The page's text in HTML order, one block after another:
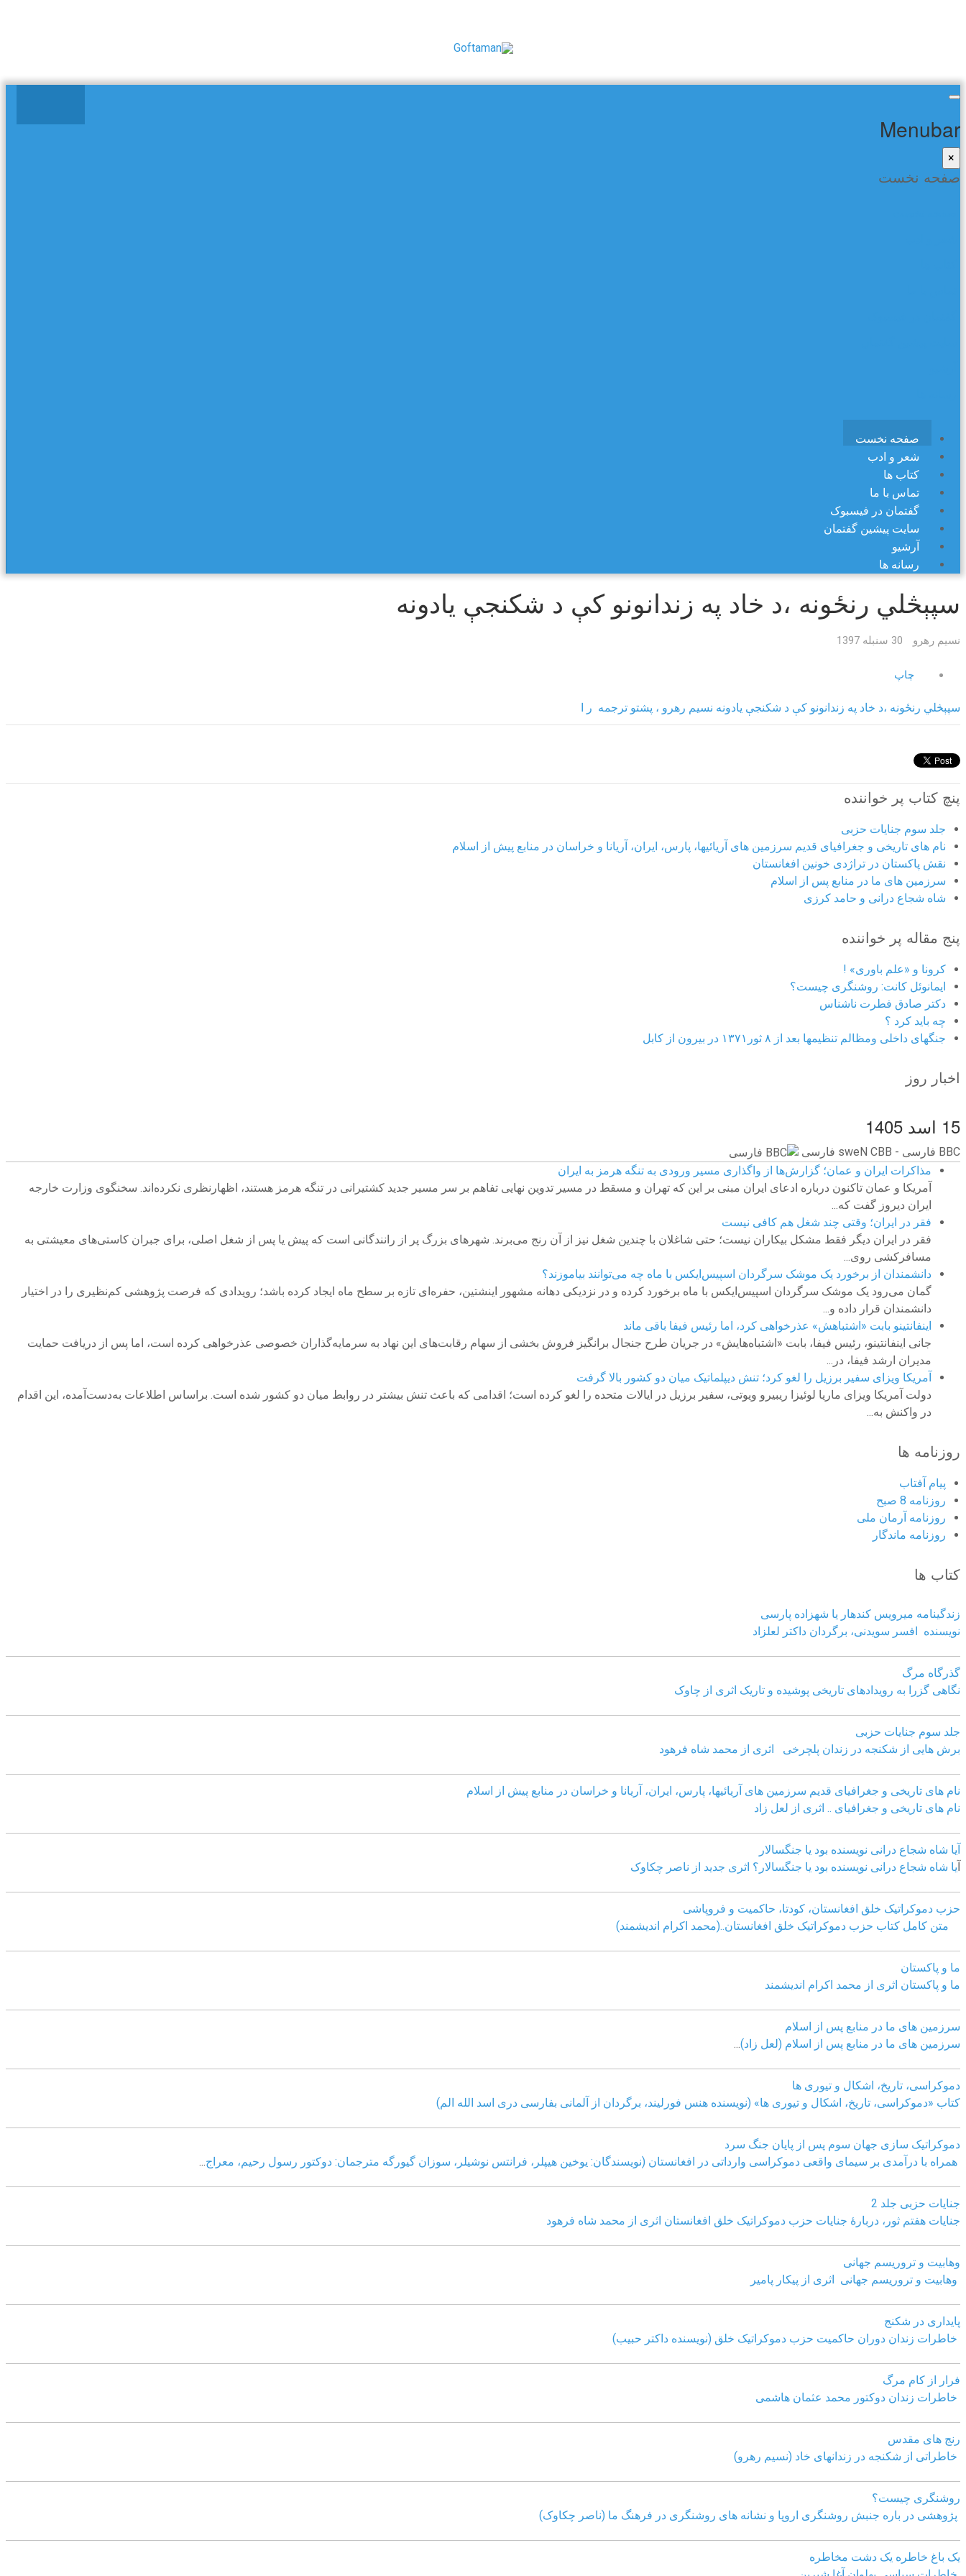
Menubar
×
صفحه نخست
صفحه نخست
شعر و ادب
کتاب ها
تماس با ما
گفتمان در فیسبوک
سایت پیشین گفتمان
آرشیو
رسانه ها
سپېڅلي رنځونه ،د خاد په زندانونو کې د شکنجې یادونه
نسیم رهرو 30 سنبله 1397
چاپ
سپېڅلي رنځونه ،د خاد په زندانونو کې د شکنجې یادونه نسیم رهرو ، پشتو ترجمه ر ا
پنچ کتاب پر خواننده
جلد سوم جنایات حزبی
نام های تاریخی و جغرافیای قدیم سرزمین های آریائیها، پارس، ایران، آریانا و خراسان در منابع پیش از اسلام
نقش پاکستان در تراژدی خونین افغانستان
سرزمین های ما در منابع پس از اسلام
شاه شجاع درانی و حامد کرزی
پنج مقاله پر خواننده
کرونا و «علم باوری» !
ایمانوئل کانت: روشنگری چیست؟
دکتر صادق فطرت ناشناس
چه باید کرد ؟
جنگهای داخلی ومظالم تنظیمها بعد از ۸ ثور۱۳۷۱ در بیرون از کابل
اخبار روز
15 اسد 1405
BBC ‮فارسی - BBC News فارسی
مذاکرات ایران و عمان؛ گزارش‌ها از واگذاری مسیر ورودی به تنگه هرمز به ایران
آمریکا و عمان تاکنون درباره ادعای ایران مبنی بر این که تهران و مسقط در مسیر تدوین نهایی تفاهم بر سر مسیر جدید کشتیرانی در تنگه هرمز هستند، اظهارنظری نکرده‌اند. سخنگوی وزارت خارجه
ایران دیروز گفت که...
فقر در ایران؛ وقتی چند شغل هم کافی نیست
فقر در ایران دیگر فقط مشکل بیکاران نیست؛ حتی شاغلان با چندین شغل نیز از آن رنج می‌برند. شهرهای بزرگ پر از رانندگانی است که پیش یا پس از شغل اصلی، برای جبران کاستی‌های معیشتی به
مسافرکشی روی...
دانشمندان از برخورد یک موشک سرگردان اسپیس‌ایکس با ماه چه می‌توانند بیاموزند؟
گمان می‌رود یک موشک سرگردان اسپیس‌ایکس با ماه برخورد کرده و در نزدیکی دهانه مشهور اینشتین، حفره‌ای تازه بر سطح ماه ایجاد کرده باشد؛ رویدادی که فرصت پژوهشی کم‌نظیری را در اختیار
دانشمندان قرار داده و...
اینفانتینو بابت «اشتباهش» عذرخواهی کرد، اما رئیس فیفا باقی ماند
جانی اینفانتینو، رئیس فیفا، بابت «اشتباه‌هایش» در جریان طرح جنجال برانگیز فروش بخشی از سهام رقابت‌های این نهاد به سرمایه‌گذاران خصوصی عذرخواهی کرده است، اما پس از دریافت حمایت
مدیران ارشد فیفا، در...
آمریکا ویزای سفیر برزیل را لغو کرد؛ تنش دیپلماتیک میان دو کشور بالا گرفت
دولت آمریکا ویزای ماریا لوئیزا ریبیرو ویوتی، سفیر برزیل در ایالات متحده را لغو کرده است؛ اقدامی که باعث تنش بیشتر در روابط میان دو کشور شده است. براساس اطلاعات به‌دست‌آمده، این اقدام
در واکنش به...
روزنامه ها
پیام آفتاب
روزنامه 8 صبح
روزنامه آرمان ملى
روزنامه ماندگار
کتاب ها
زندگینامه میرویس کندهار یا شهزاده پارسی
نویسنده افسر سویدنی، برگردان داکتر لعلزاد
گذرگاه مرگ
نگاهی گزرا به رویدادهای تاریخی پوشیده و تاریک اثری از چاوک
جلد سوم جنایات حزبی
برش هایی از شکنجه در زندان پلچرخی اثری از محمد شاه فرهود
نام های تاریخی و جغرافیای قدیم سرزمین های آریائیها، پارس، ایران، آریانا و خراسان در منابع پیش از اسلام
نام های تاریخی و جغرافیای .. اثری از لعل زاد
آیا شاه شجاع درانی نویسنده بود یا جنگسالار
آیا شاه شجاع درانی نویسنده بود یا جنگسالار؟ اثری جدید از ناصر چکاوک
حزب دموکراتیک خلق افغانستان، کودتا، حاکمیت و فروپاشی
متن کامل کتاب حزب دموکراتیک خلق افغانستان..(محمد اکرام اندیشمند)
ما و پاکستان
ما و پاکستان اثری از محمد اکرام اندیشمند
سرزمین های ما در منابع پس از اسلام
سرزمین های ما در منابع پس از اسلام (لعل زاد)
دموکراسی، تاريخ، اشکال و تيوری ها
کتاب «دموکراسی، تاريخ، اشکال و تيوری ها» (نويسنده هنس فورليند، برگردان از آلمانی بفارسی دری اسد الله الم)
دموکراتیک سازی جهان سوم پس از پایان جنگ سرد
همراه با درآمدی بر سیمای واقعی دموکراسی وارداتی در افغانستان (نویسندگان: یوخین هیپلر، فرانتس نوشیلر، سوزان گیورگه مترجمان: دوکتور رسول رحیم، معراج
جنایات حزبی جلد 2
جنایات هفتم ثور، دربارۀ جنایات حزب دموکراتیک خلق افغانستان اثری از محمد شاه فرهود
وهابیت و تروریسم جهانی
وهابیت و تروریسم جهانی اثری از پیکار پامیر
پایداری در شکنج
خاطرات زندان دوران حاکمیت حزب دموکراتیک خلق (نویسنده داکتر حبیب)
فرار از کام مرگ
خاطرات زندان دوکتور محمد عثمان هاشمی
رنج های مقدس
خاطراتی از شکنجه در زندانهای خاد (نسیم رهرو)
روشنگری چیست؟
پژوهشی در باره جنبش روشنگری اروپا و نشانه های روشنگری در فرهنگ ما (ناصر چکاوک)
یک باغ خاطره یک دشت مخاطره